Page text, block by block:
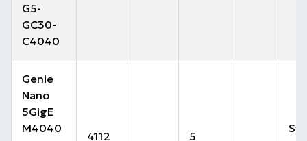
G5-
GC30-
C4040
Genie
Nano
5GigE
M4040
4112 5